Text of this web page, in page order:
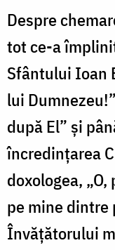
Despre
tot ce-a
Sfântului Ioan
lui
după El” și
încredințarea
doxologea,
pe mine dintre
Învățătorului